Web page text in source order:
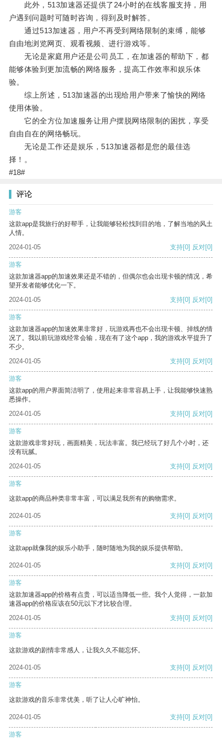
此外，513加速器还提供了24小时的在线客服支持，用
户遇到问题时可随时咨询，得到及时解答。
通过513加速器，用户不再受到网络限制的束缚，能够
自由地浏览网页、观看视频、进行游戏等。
无论是家庭用户还是公司员工，在加速器的帮助下，都
能够体验到更加流畅的网络服务，提高工作效率和娱乐体
验。
综上所述，513加速器的出现给用户带来了愉快的网络
使用体验。
它的全方位加速服务让用户摆脱网络限制的困扰，享受
自由自在的网络畅玩。
无论是工作还是娱乐，513加速器都是您的最佳选
择！。
#18#
评论
游客
这款app是我旅行的好帮手，让我能够轻松找到目的地，了解当地的风土
人情。
2024-01-05
支持[0] 反对[0]
游客
这款加速器app的加速效果还是不错的，但偶尔也会出现卡顿的情况，希
望开发者能够优化一下。
2024-01-05
支持[0] 反对[0]
游客
这款加速器app的加速效果非常好，玩游戏再也不会出现卡顿、掉线的情
况了。我以前玩游戏经常会输，现在有了这个app，我的游戏水平提升了
不少。
2024-01-05
支持[0] 反对[0]
游客
这款app的用户界面简洁明了，使用起来非常容易上手，让我能够快速熟
悉操作。
2024-01-05
支持[0] 反对[0]
游客
这款游戏非常好玩，画面精美，玩法丰富。我已经玩了好几个小时，还
没有玩腻。
2024-01-05
支持[0] 反对[0]
游客
这款app的商品种类非常丰富，可以满足我所有的购物需求。
2024-01-05 支持[0] 反对[0]
游客
这款app就像我的娱乐小助手，随时随地为我的娱乐提供帮助。
2024-01-05 支持[0] 反对[0]
游客
这款加速器app的价格有点贵，可以适当降低一些。我个人觉得，一款加
速器app的价格应该在50元以下才比较合理。
2024-01-05
支持[0] 反对[0]
游客
这款游戏的剧情非常感人，让我久久不能忘怀。
2024-01-05 支持[0] 反对[0]
游客
这款游戏的音乐非常优美，听了让人心旷神怡。
2024-01-05 支持[0] 反对[0]
游客